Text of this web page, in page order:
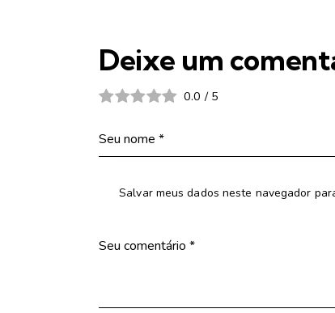
Deixe um
0.0 / 5
Salvar meus dados neste navegador